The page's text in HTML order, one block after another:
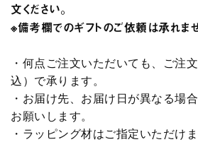
文ください。
※備考欄でのギフトのご依頼は承れませ
・何点ご注文いただいても、ご注
込）で承ります。
・お届け先、お届け日が異なる場
お願いします。
・ラッピング材はご指定いただけま